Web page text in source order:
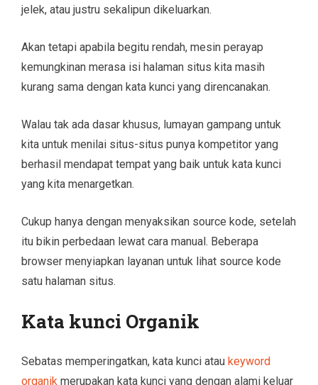
jelek, atau justru sekalipun dikeluarkan.
Akan tetapi apabila begitu rendah, mesin perayap
kemungkinan merasa isi halaman situs kita masih
kurang sama dengan kata kunci yang direncanakan.
Walau tak ada dasar khusus, lumayan gampang untuk
kita untuk menilai situs-situs punya kompetitor yang
berhasil mendapat tempat yang baik untuk kata kunci
yang kita menargetkan.
Cukup hanya dengan menyaksikan source kode, setelah
itu bikin perbedaan lewat cara manual. Beberapa
browser menyiapkan layanan untuk lihat source kode
satu halaman situs.
Kata kunci Organik
Sebatas memperingatkan, kata kunci atau keyword
organik merupakan kata kunci yang dengan alami keluar